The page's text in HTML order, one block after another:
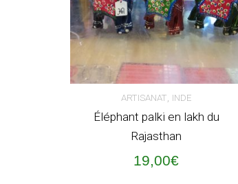
AJOUTER AU PANIER
ARTISANAT, INDE
Éléphant palki en lakh du
Rajasthan
19,00€